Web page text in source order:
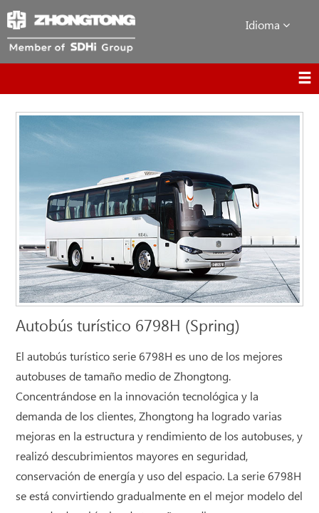
Idioma
Autobús turístico 6798H (Spring)
El autobús turístico serie 6798H es uno de los mejores
autobuses de tamaño medio de Zhongtong.
Concentrándose en la innovación tecnológica y la
demanda de los clientes, Zhongtong ha logrado varias
mejoras en la estructura y rendimiento de los autobuses, y
realizó descubrimientos mayores en seguridad,
conservación de energía y uso del espacio. La serie 6798H
se está convirtiendo gradualmente en el mejor modelo del